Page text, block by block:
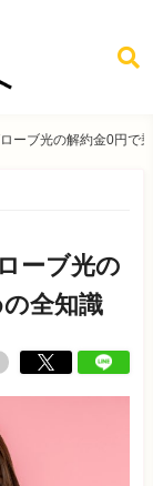
ーブ光の解約金0円で
ーブ光の
全知識